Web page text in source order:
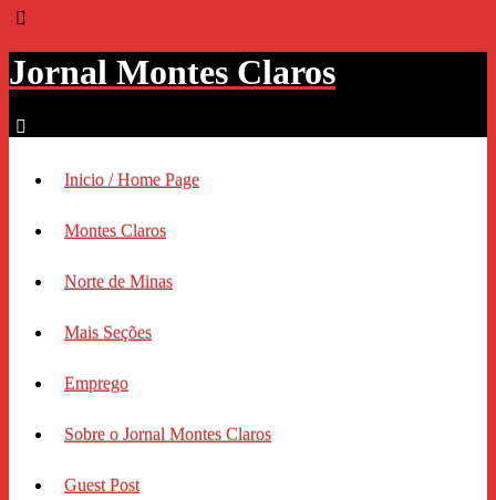
Jornal Montes Claros
Inicio / Home Page
Montes Claros
Norte de Minas
Mais Seções
Emprego
Sobre o Jornal Montes Claros
Guest Post